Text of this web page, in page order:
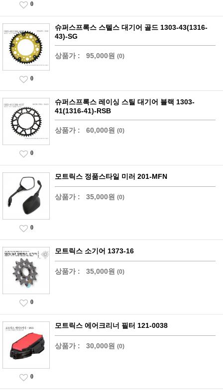
0
슈퍼스프록스 스텔스 대기어 골드 1303-43(1316-
43)-SG
상품가 : 95,000원 (0)
0
슈퍼스프록스 레이싱 스틸 대기어 블랙 1303-
41(1316-41)-RSB
상품가 : 60,000원 (0)
0
모트릭스 정품스타일 미러 201-MFN
상품가 : 35,000원 (0)
0
모트릭스 소기어 1373-16
상품가 : 35,000원 (0)
0
모트릭스 에어크리너 필터 121-0038
상품가 : 30,000원 (0)
0